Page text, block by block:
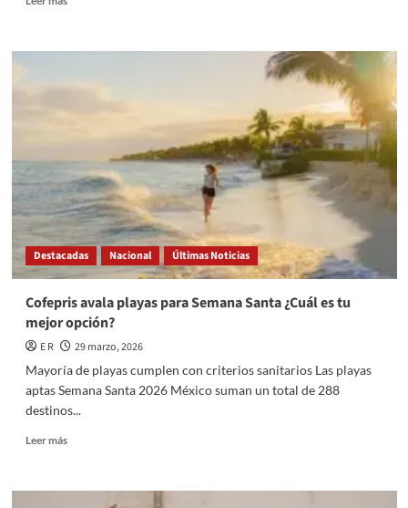
TikTok
microdramas
Destacadas Nacional Últimas Noticias
Cofepris avala playas para Semana Santa ¿Cuál es tu
mejor opción?
E R
29 marzo, 2026
Mayoría de playas cumplen con criterios sanitarios Las playas
aptas Semana Santa 2026 México suman un total de 288
destinos...
Leer másRead
Cofepris